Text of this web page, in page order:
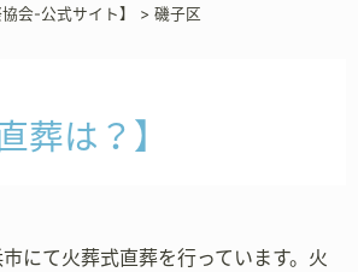
会-公式サイト】 > 磯子区
葬は？】
市にて火葬式直葬を行っています。火